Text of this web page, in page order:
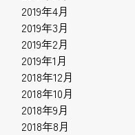
2019年4月
2019年3月
2019年2月
2019年1月
2018年12月
2018年10月
2018年9月
2018年8月